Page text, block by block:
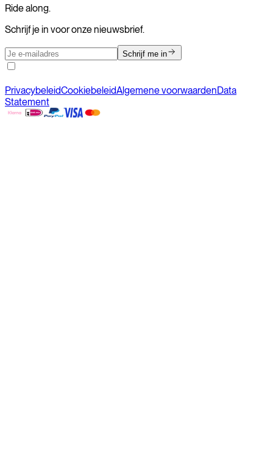
Ride along.
Schrijf je in voor onze nieuwsbrief.
Schrijf me in
PrivacybeleidCookiebeleidAlgemene voorwaardenData
Statement